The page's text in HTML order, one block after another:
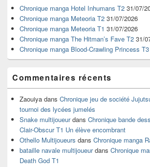
widget
pour
barre
latérale
Chronique manga Hotel Inhumans T2 31/07/
Chronique manga Meteoria T2 31/07/2026
Chronique manga Meteoria T1 31/07/2026
Chronique manga The Hitman’s Fave T2 31/
Chronique manga Blood-Crawling Princess T3
Commentaires récents
Zaouiya dans Chronique jeu de société
tournoi des lycées jumelés
Snake multijoueurdans Chronique bande
Clair-Obscur T1 Un élève encombrant
Othello Multijoueurs dans Chronique manga
bataille navale multijoueurdans Chronique
Death God T1